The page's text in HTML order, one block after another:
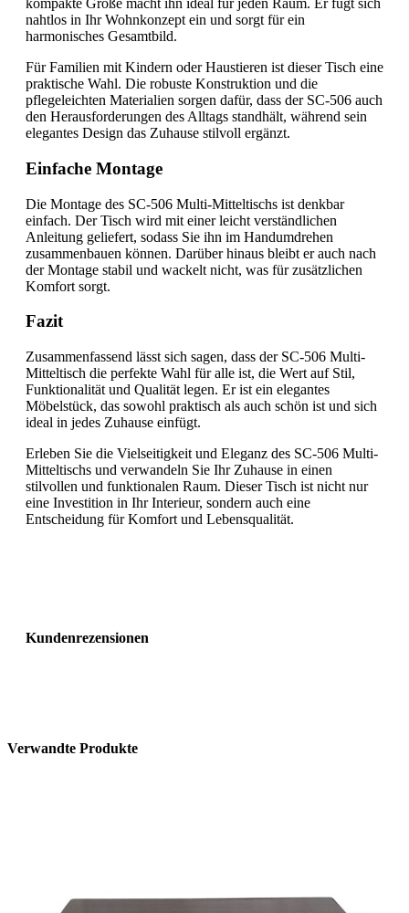
kompakte Größe macht ihn ideal für jeden Raum. Er fügt sich
nahtlos in Ihr Wohnkonzept ein und sorgt für ein
harmonisches Gesamtbild.
Für Familien mit Kindern oder Haustieren ist dieser Tisch eine
praktische Wahl. Die robuste Konstruktion und die
pflegeleichten Materialien sorgen dafür, dass der SC-506 auch
den Herausforderungen des Alltags standhält, während sein
elegantes Design das Zuhause stilvoll ergänzt.
Einfache Montage
Die Montage des SC-506 Multi-Mitteltischs ist denkbar
einfach. Der Tisch wird mit einer leicht verständlichen
Anleitung geliefert, sodass Sie ihn im Handumdrehen
zusammenbauen können. Darüber hinaus bleibt er auch nach
der Montage stabil und wackelt nicht, was für zusätzlichen
Komfort sorgt.
Fazit
Zusammenfassend lässt sich sagen, dass der SC-506 Multi-
Mitteltisch die perfekte Wahl für alle ist, die Wert auf Stil,
Funktionalität und Qualität legen. Er ist ein elegantes
Möbelstück, das sowohl praktisch als auch schön ist und sich
ideal in jedes Zuhause einfügt.
Erleben Sie die Vielseitigkeit und Eleganz des SC-506 Multi-
Mitteltischs und verwandeln Sie Ihr Zuhause in einen
stilvollen und funktionalen Raum. Dieser Tisch ist nicht nur
eine Investition in Ihr Interieur, sondern auch eine
Entscheidung für Komfort und Lebensqualität.
Kundenrezensionen
Verwandte Produkte